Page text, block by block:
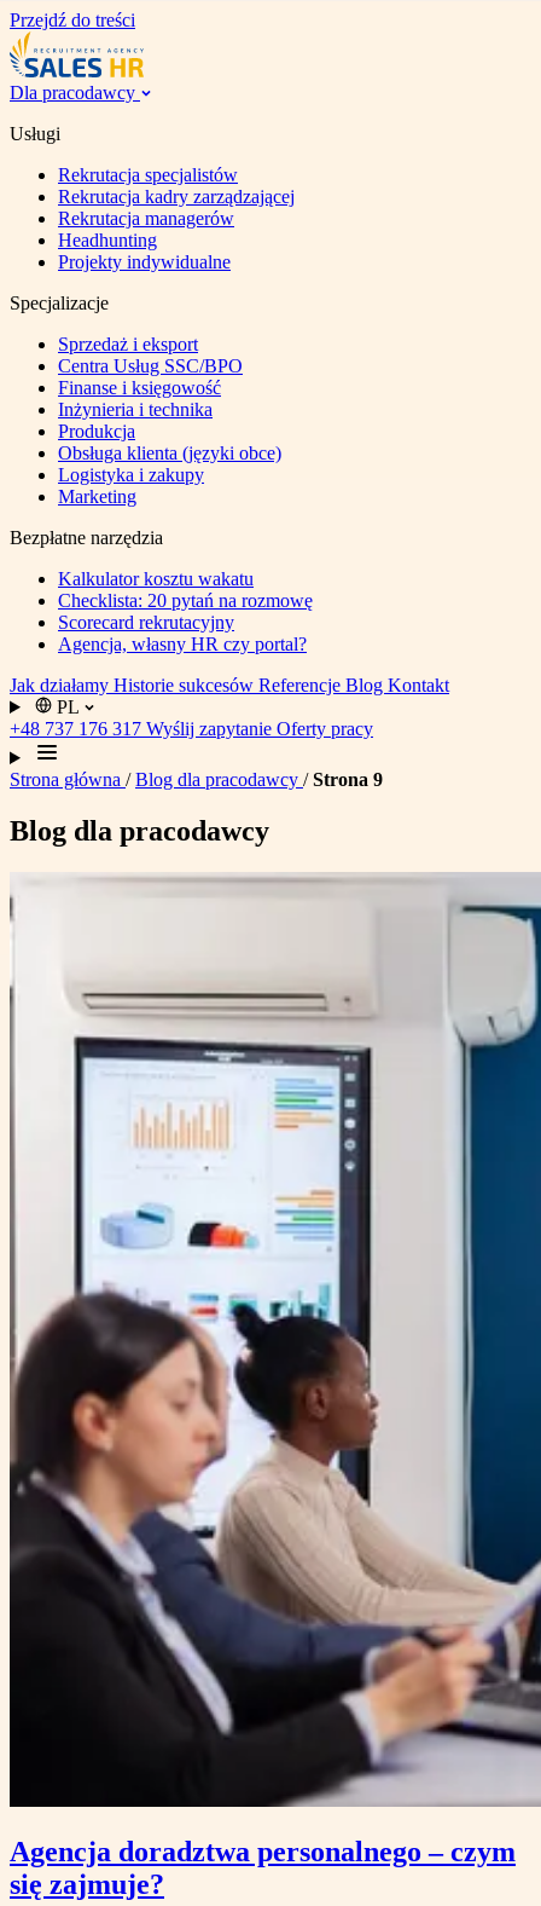
Przejdź do treści
Dla pracodawcy
Usługi
Rekrutacja specjalistów
Rekrutacja kadry zarządzającej
Rekrutacja managerów
Headhunting
Projekty indywidualne
Specjalizacje
Sprzedaż i eksport
Centra Usług SSC/BPO
Finanse i księgowość
Inżynieria i technika
Produkcja
Obsługa klienta (języki obce)
Logistyka i zakupy
Marketing
Bezpłatne narzędzia
Kalkulator kosztu wakatu
Checklista: 20 pytań na rozmowę
Scorecard rekrutacyjny
Agencja, własny HR czy portal?
Jak działamy Historie sukcesów Referencje Blog Kontakt
PL
+48 737 176 317 Wyślij zapytanie Oferty pracy
Strona główna /Blog dla pracodawcy /Strona 9
Blog dla pracodawcy
Agencja doradztwa personalnego – czym
się zajmuje?